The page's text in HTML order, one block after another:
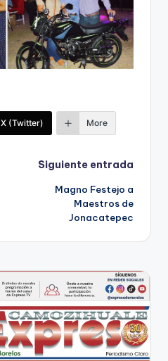
X (Twitter) More
Siguiente entrada
Magno Festejo a
Maestros de
Jonacatepec